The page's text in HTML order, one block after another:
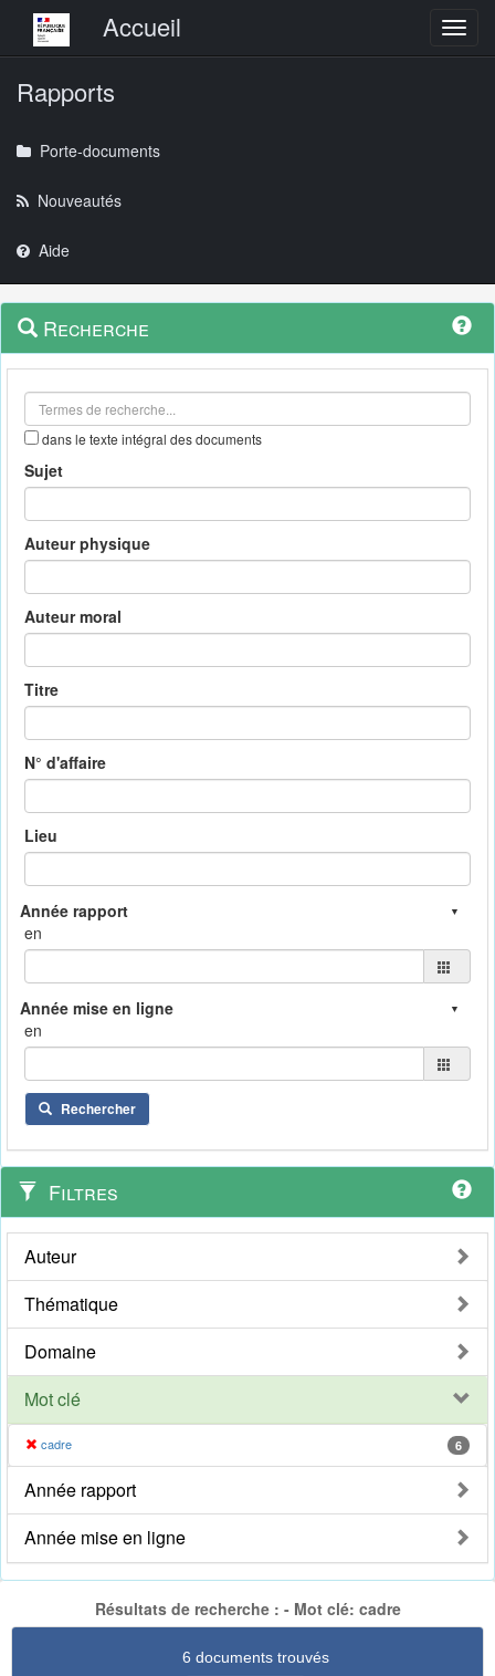
Menu principalAccueil
Rapports
Porte-documents
Nouveautés
Aide
Navigation
outils
Menu
contextuel
Recherche
dans le texte intégral des documents
Sujet
Auteur physique
Auteur moral
Titre
N° d'affaire
Lieu
en
en
Rechercher
Filtres
Auteur
Thématique
Domaine
Mot clé
cadre 6
Année rapport
Année mise en ligne
Résultats de recherche : - Mot clé: cadre
6 documents trouvés